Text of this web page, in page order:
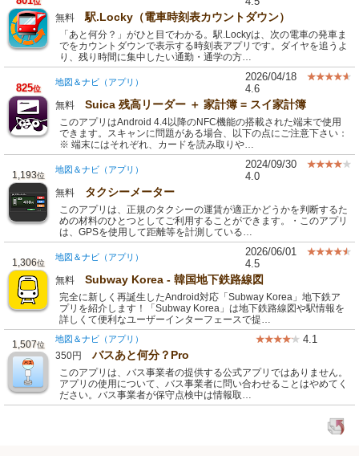
無料 駅.Locky（電車時刻表カウントダウン）
「あと何分？」がひと目でわかる。駅.Lockyは、次の電車の発車ま
でをカウントダウンで表示する時刻表アプリです。ダイヤを追うよ
り、残り時間に集中したい通勤・通学の方…
825位
地図＆ナビ（アプリ）
2026/04/18
4.6
無料 Suica 残高リーダー ＋ 家計簿 = スイ家計簿
このアプリはAndroid 4.4以降のNFC機能の搭載された端末で使用
できます。スキャンに問題がある場合、以下の点にご注意下さい：
※ 端末にはそれぞれ、カードを読み取りや…
1,193位
地図＆ナビ（アプリ）
2024/09/30
4.0
無料 タクシーメーター
このアプリは、正規のタクシーの運賃が適正かどうかを判断するた
めの材料のひとつとしてご利用することができます。・このアプリ
は、GPSを使用して距離等を計測している…
1,306位
地図＆ナビ（アプリ）
2026/06/01
4.5
無料 Subway Korea - 韓国地下鉄路線図
完全に新しく再誕生したAndroid対応「Subway Korea」地下鉄ア
プリを紹介します！「Subway Korea」は地下鉄路線図や駅情報を
詳しくて便利なユーザーインターフェースで提…
1,507位
地図＆ナビ（アプリ） 4.1
350円 バスあと何分？Pro
このアプリは、バス事業者の提供する公式アプリではありません。
アプリの使用について、バス事業者に問い合わせることはやめてく
ださい。バス事業者が保守点検中は情報取…